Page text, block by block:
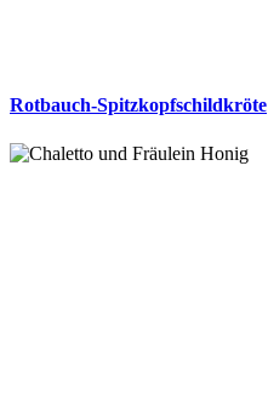
Rotbauch-Spitzkopfschildkröte